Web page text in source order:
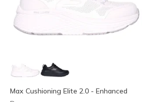
Max Cushioning Elite 2.0 - Enhanced